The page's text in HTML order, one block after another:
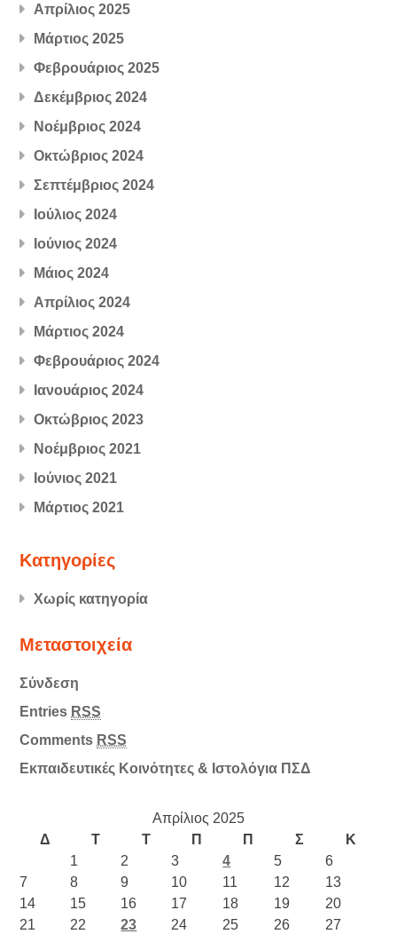
Απρίλιος 2025
Μάρτιος 2025
Φεβρουάριος 2025
Δεκέμβριος 2024
Νοέμβριος 2024
Οκτώβριος 2024
Σεπτέμβριος 2024
Ιούλιος 2024
Ιούνιος 2024
Μάιος 2024
Απρίλιος 2024
Μάρτιος 2024
Φεβρουάριος 2024
Ιανουάριος 2024
Οκτώβριος 2023
Νοέμβριος 2021
Ιούνιος 2021
Μάρτιος 2021
Kατηγορίες
Χωρίς κατηγορία
Μεταστοιχεία
Σύνδεση
Entries RSS
Comments RSS
Εκπαιδευτικές Κοινότητες & Ιστολόγια ΠΣΔ
Απρίλιος 2025
Δ
Τ Τ Π Π Σ
Κ
1
2 3 4 5
6
7
8 9 10 11 12
13
14
15 16 17 18 19
20
21
22 23 24 25 26
27